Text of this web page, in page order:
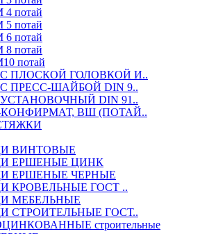
4 потай
5 потай
6 потай
8 потай
потай
ПЛОСКОЙ ГОЛОВКОЙ И..
ПРЕСС-ШАЙБОЙ DIN 9..
DIN 91..
ВШ (ПОТАЙ..
ВИНТОВЫЕ
ЕРШЕНЫЕ ЦИНК
ЕРШЕНЫЕ ЧЕРНЫЕ
КРОВЕЛЬНЫЕ ГОСТ ..
МЕБЕЛЬНЫЕ
СТРОИТЕЛЬНЫЕ ГОСТ..
строительные